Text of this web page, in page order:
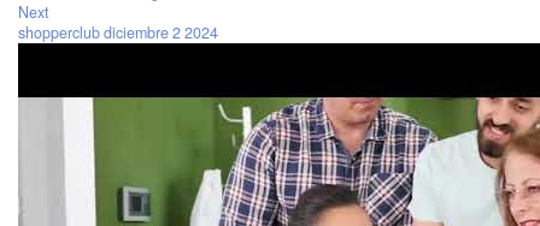
Next
shopperclub diciembre 2 2024